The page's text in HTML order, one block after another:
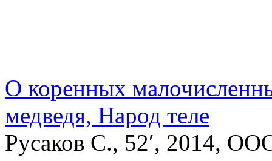
О коренных
медведя, Народ теле
Русаков С., 52′, 2014,